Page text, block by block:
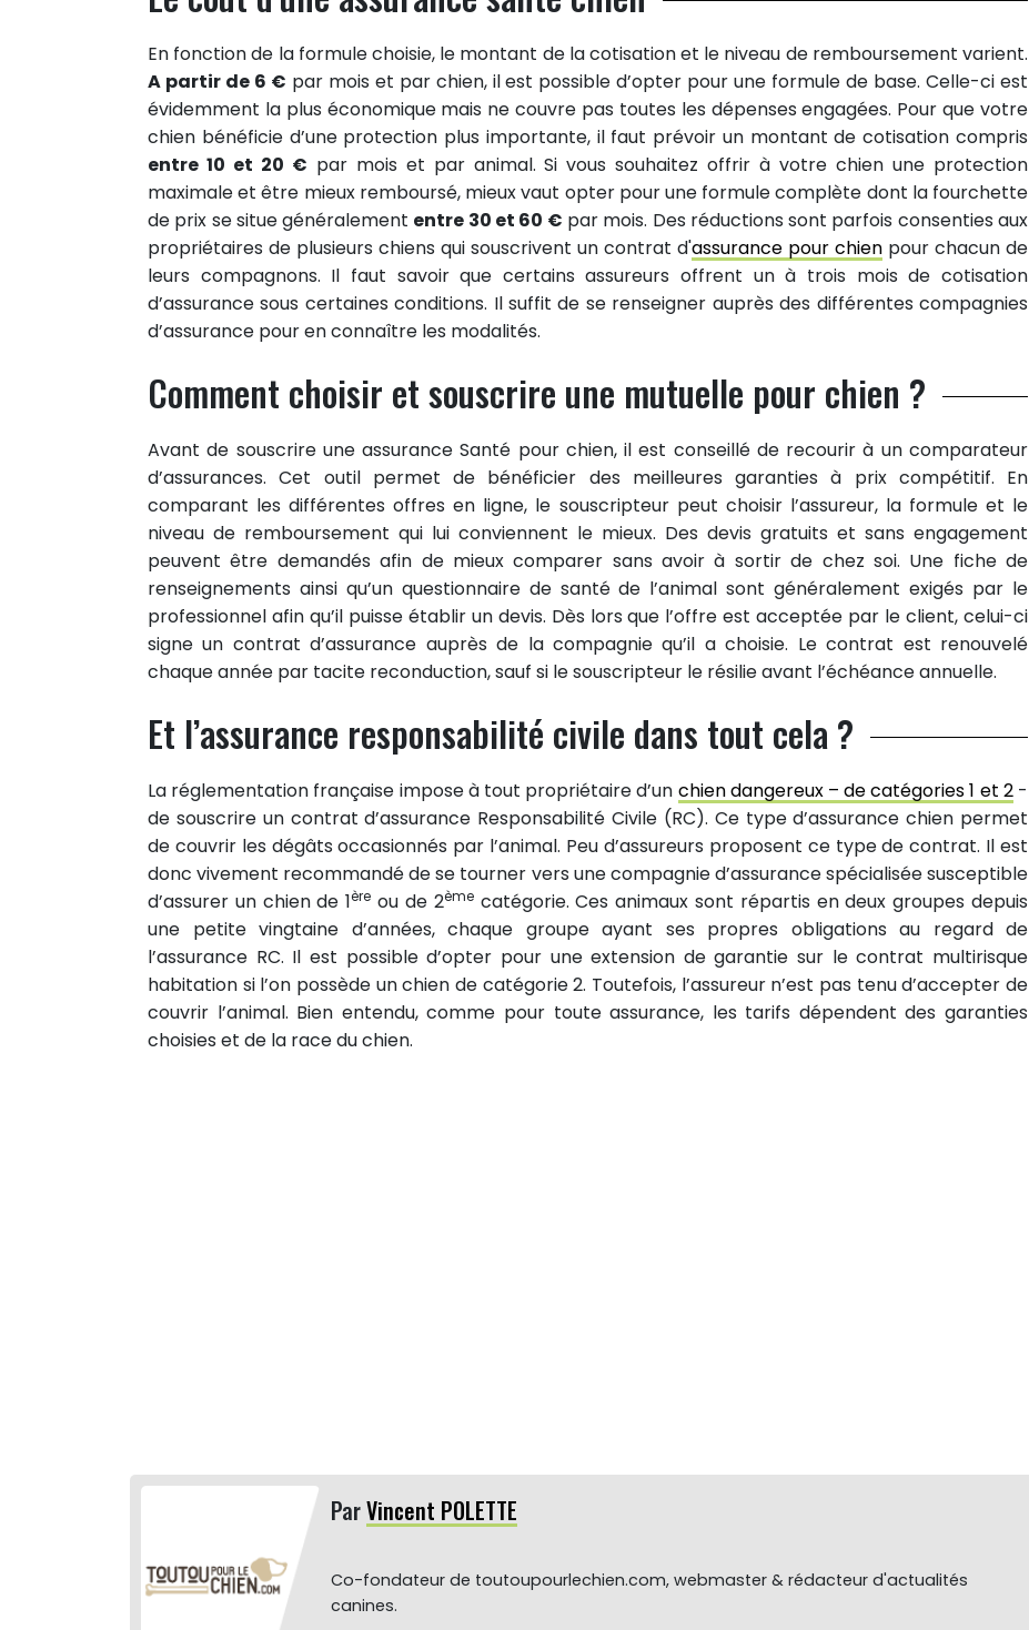
Partager sur Twitter
Epingler sur Pinterest
En fonction de la formule choisie, le montant de la cotisation et le niveau de remboursement varient.
A partir de 6 € par mois et par chien, il est possible d’opter pour une formule de base. Celle-ci est
évidemment la plus économique mais ne couvre pas toutes les dépenses engagées. Pour que votre
chien bénéficie d’une protection plus importante, il faut prévoir un montant de cotisation compris
entre 10 et 20 € par mois et par animal. Si vous souhaitez offrir à votre chien une protection
maximale et être mieux remboursé, mieux vaut opter pour une formule complète dont la fourchette
de prix se situe généralement entre 30 et 60 € par mois. Des réductions sont parfois consenties aux
propriétaires de plusieurs chiens qui souscrivent un contrat d'assurance pour chien pour chacun de
leurs compagnons. Il faut savoir que certains assureurs offrent un à trois mois de cotisation
d’assurance sous certaines conditions. Il suffit de se renseigner auprès des différentes compagnies
d’assurance pour en connaître les modalités.
Comment choisir et souscrire une mutuelle pour chien ?
Avant de souscrire une assurance Santé pour chien, il est conseillé de recourir à un comparateur
d’assurances. Cet outil permet de bénéficier des meilleures garanties à prix compétitif. En
comparant les différentes offres en ligne, le souscripteur peut choisir l’assureur, la formule et le
niveau de remboursement qui lui conviennent le mieux. Des devis gratuits et sans engagement
peuvent être demandés afin de mieux comparer sans avoir à sortir de chez soi. Une fiche de
renseignements ainsi qu’un questionnaire de santé de l’animal sont généralement exigés par le
professionnel afin qu’il puisse établir un devis. Dès lors que l’offre est acceptée par le client, celui-ci
signe un contrat d’assurance auprès de la compagnie qu’il a choisie. Le contrat est renouvelé
chaque année par tacite reconduction, sauf si le souscripteur le résilie avant l’échéance annuelle.
Et l’assurance responsabilité civile dans tout cela ?
La réglementation française impose à tout propriétaire d’un chien dangereux – de catégories 1 et 2-
de souscrire un contrat d’assurance Responsabilité Civile (RC). Ce type d’assurance chien permet
de couvrir les dégâts occasionnés par l’animal. Peu d’assureurs proposent ce type de contrat. Il est
donc vivement recommandé de se tourner vers une compagnie d’assurance spécialisée susceptible
d’assurer un chien de 1ère ou de 2èmecatégorie. Ces animaux sont répartis en deux groupes depuis
une petite vingtaine d’années, chaque groupe ayant ses propres obligations au regard de
l’assurance RC. Il est possible d’opter pour une extension de garantie sur le contrat multirisque
habitation si l’on possède un chien de catégorie 2. Toutefois, l’assureur n’est pas tenu d’accepter de
couvrir l’animal. Bien entendu, comme pour toute assurance, les tarifs dépendent des garanties
choisies et de la race du chien.
ParVincent POLETTE
Co-fondateur de toutoupourlechien.com, webmaster & rédacteur d'actualités
canines.